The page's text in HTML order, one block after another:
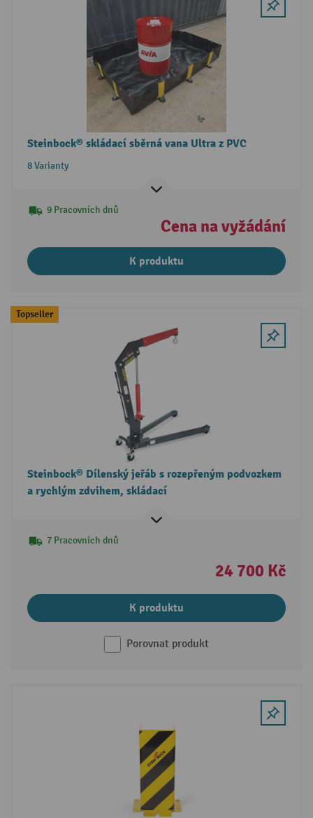
Steinbock® skládací sběrná vana Ultra z PVC
8 Varianty
9 Pracovních dnů
Cena na vyžádání
K produktu
Topseller
Steinbock® Dílenský jeřáb s rozepřeným podvozkem
a rychlým zdvihem, skládací
7 Pracovních dnů
24 700 Kč
K produktu
Porovnat produkt